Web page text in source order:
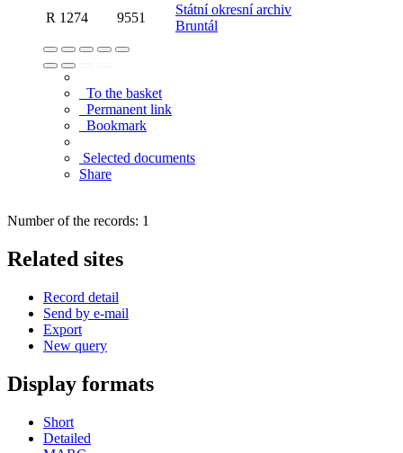
R 1274 9551
Státní okresní archiv
Bruntál
To the basket
Permanent link
Bookmark
Selected documents
Share
Number of the records: 1
Related sites
Record detail
Send by e-mail
Export
New query
Display formats
Short
Detailed